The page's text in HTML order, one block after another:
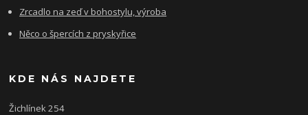
Zrcadlo na zeď v bohostylu, výroba
Něco o špercích z pryskyřice
KDE NÁS NAJDETE
Žichlínek 254